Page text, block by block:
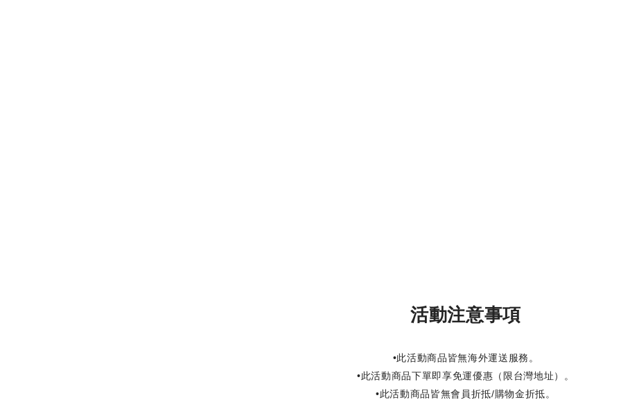
活動注意事項
•此活動商品皆無海外運送服務。
•此活動商品下單即享免運優惠（限台灣地址）。
•此活動商品皆無會員折抵/購物金折抵。